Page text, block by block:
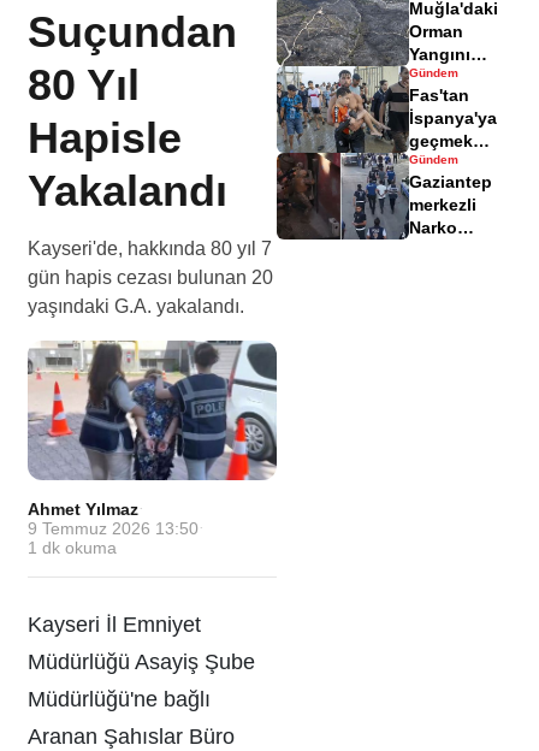
Suçundan
80 Yıl
Hapisle
Yakalandı
Kayseri'de, hakkında 80 yıl 7
gün hapis cezası bulunan 20
yaşındaki G.A. yakalandı.
Ahmet Yılmaz·
9 Temmuz 2026 13:50 ·
1 dk okuma
Kayseri İl Emniyet
Müdürlüğü Asayiş Şube
Müdürlüğü'ne bağlı
Aranan Şahıslar Büro
yaralandı
Muğla'daki
Orman
Yangını
Sonrası
Zarar Gören
Alanlar
Havadisinde
Gündem
Fas'tan
İspanya'ya
geçmek
isteyen
göçmenler
geri döndü
Gündem
Gaziantep
merkezli
Narko